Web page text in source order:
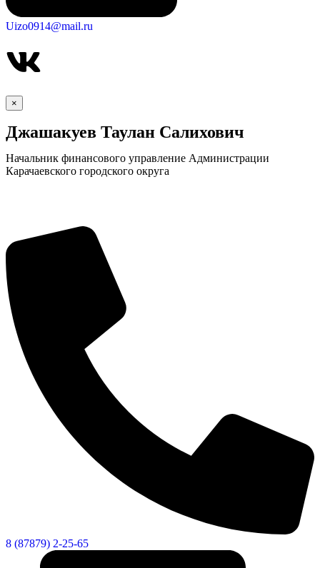
Uizo0914@mail.ru
×
Джашакуев Таулан Салихович
Начальник финансового управление Администрации
Карачаевского городского округа
8 (87879) 2-25-65